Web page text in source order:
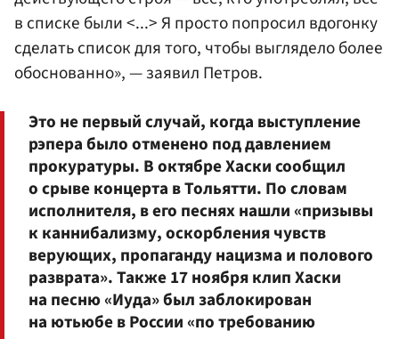
в списке были <...> Я просто попросил вдогонку
сделать список для того, чтобы выглядело более
обоснованно», — заявил Петров.
Это не первый случай, когда выступление
рэпера было отменено под давлением
прокуратуры. В октябре Хаски сообщил
о срыве концерта в Тольятти. По словам
исполнителя, в его песнях нашли «призывы
к каннибализму, оскорбления чувств
верующих, пропаганду нацизма и полового
разврата». Также 17 ноября клип Хаски
на песню «Иуда» был заблокирован
на ютьюбе в России «по требованию